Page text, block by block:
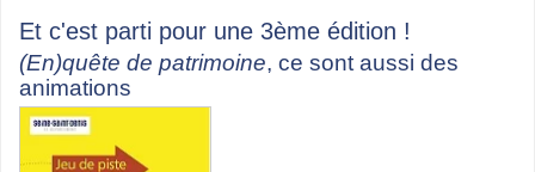
Et c'est parti pour une 3ème édition !
(En)quête de patrimoine, ce sont aussi des
animations